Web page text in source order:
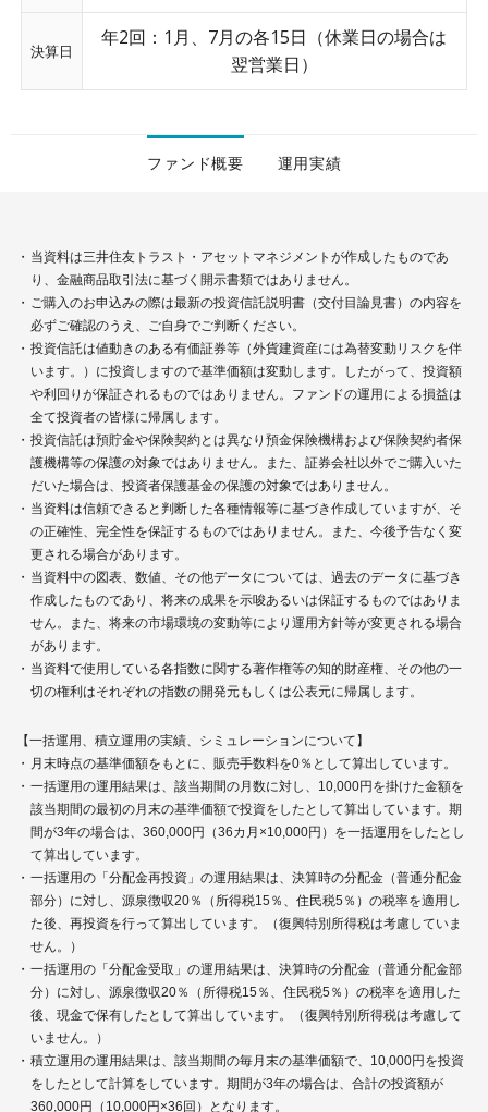
決算日
年2回：1月、7月の各15日（休業日の場合は
翌営業日）
ファンド概要 運用実績
当資料は三井住友トラスト・アセットマネジメントが作成したものであ
り、金融商品取引法に基づく開示書類ではありません。
ご購入のお申込みの際は最新の投資信託説明書（交付目論見書）の内容を
必ずご確認のうえ、ご自身でご判断ください。
投資信託は値動きのある有価証券等（外貨建資産には為替変動リスクを伴
います。）に投資しますので基準価額は変動します。したがって、投資額
や利回りが保証されるものではありません。ファンドの運用による損益は
全て投資者の皆様に帰属します。
投資信託は預貯金や保険契約とは異なり預金保険機構および保険契約者保
護機構等の保護の対象ではありません。また、証券会社以外でご購入いた
だいた場合は、投資者保護基金の保護の対象ではありません。
当資料は信頼できると判断した各種情報等に基づき作成していますが、そ
の正確性、完全性を保証するものではありません。また、今後予告なく変
更される場合があります。
当資料中の図表、数値、その他データについては、過去のデータに基づき
作成したものであり、将来の成果を示唆あるいは保証するものではありま
せん。また、将来の市場環境の変動等により運用方針等が変更される場合
があります。
当資料で使用している各指数に関する著作権等の知的財産権、その他の一
切の権利はそれぞれの指数の開発元もしくは公表元に帰属します。
【一括運用、積立運用の実績、シミュレーションについて】
月末時点の基準価額をもとに、販売手数料を0％として算出しています。
一括運用の運用結果は、該当期間の月数に対し、10,000円を掛けた金額を
該当期間の最初の月末の基準価額で投資をしたとして算出しています。期
間が3年の場合は、360,000円（36カ月×10,000円）を一括運用をしたとし
て算出しています。
一括運用の「分配金再投資」の運用結果は、決算時の分配金（普通分配金
部分）に対し、源泉徴収20％（所得税15％、住民税5％）の税率を適用し
た後、再投資を行って算出しています。（復興特別所得税は考慮していま
せん。）
一括運用の「分配金受取」の運用結果は、決算時の分配金（普通分配金部
分）に対し、源泉徴収20％（所得税15％、住民税5％）の税率を適用した
後、現金で保有したとして算出しています。（復興特別所得税は考慮して
いません。）
積立運用の運用結果は、該当期間の毎月末の基準価額で、10,000円を投資
をしたとして計算をしています。期間が3年の場合は、合計の投資額が
360,000円（10,000円×36回）となります。